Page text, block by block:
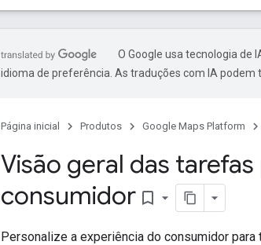
O Google usa tecnologia de
idioma de preferência. As traduções com IA podem
Página inicial Produtos Google Maps Platform
Visão geral das
consumidor bookmark_border
Personalize a experiência do consumidor